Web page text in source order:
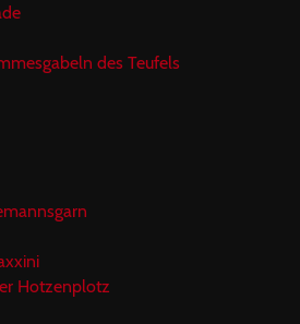
des Teufels
Hotzenplotz